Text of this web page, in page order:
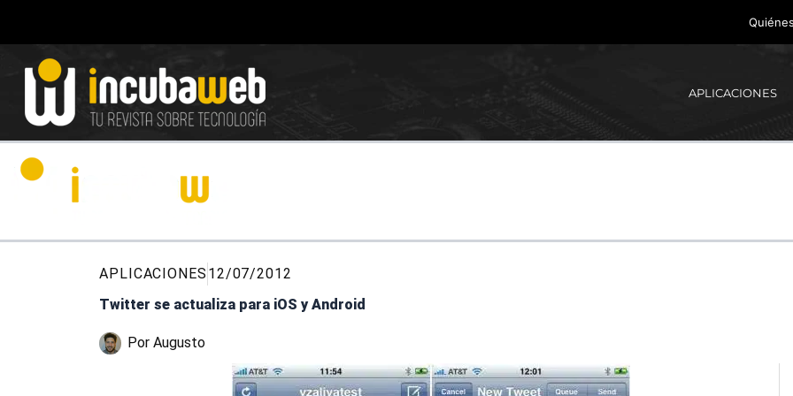
contenido
APLICACIONES
APLICACIONES 12/07/2012
Twitter se actualiza para iOS y Android
Por Augusto